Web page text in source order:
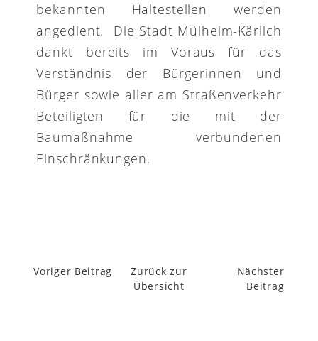
bekannten Haltestellen werden
angedient. Die Stadt Mülheim-Kärlich
dankt bereits im Voraus für das
Verständnis der Bürgerinnen und
Bürger sowie aller am Straßenverkehr
Beteiligten für die mit der
Baumaßnahme verbundenen
Einschränkungen.
Voriger Beitrag
Zurück zur
Übersicht
Nächster
Beitrag